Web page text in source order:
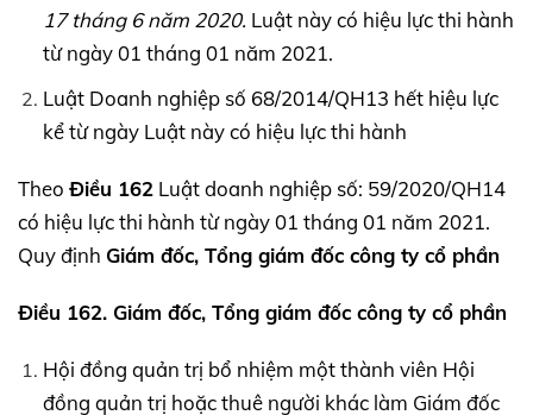
17 tháng 6 năm 2020.Luật này có hiệu lực thi hành
từ ngày 01 tháng 01 năm 2021.
Luật Doanh nghiệp số 68/2014/QH13 hết hiệu lực
kể từ ngày Luật này có hiệu lực thi hành
Theo Điều 162 Luật doanh nghiệp số: 59/2020/QH14
có hiệu lực thi hành từ ngày 01 tháng 01 năm 2021.
Quy định Giám đốc, Tổng giám đốc công ty cổ phần
Điều 162. Giám đốc, Tổng giám đốc công ty cổ phần
Hội đồng quản trị bổ nhiệm một thành viên Hội
đồng quản trị hoặc thuê người khác làm Giám đốc